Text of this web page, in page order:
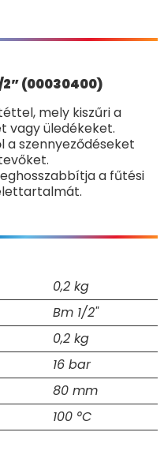
2” (00030400)
mely kiszűri a
vagy üledékeket.
a szennyeződéseket
a fűtési
0,2 kg
Bm 1/2"
0,2 kg
16 bar
80 mm
100 °C